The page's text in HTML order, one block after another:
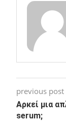
previous post
Αρκεί μια
serum;